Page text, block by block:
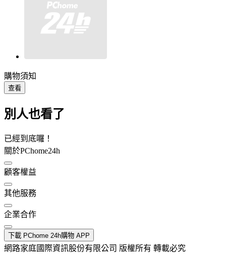
購物須知
查看
別人也看了
已經到底囉！
關於PChome24h
顧客權益
其他服務
企業合作
下載 PChome 24h購物 APP
網路家庭國際資訊股份有限公司 版權所有 轉載必究